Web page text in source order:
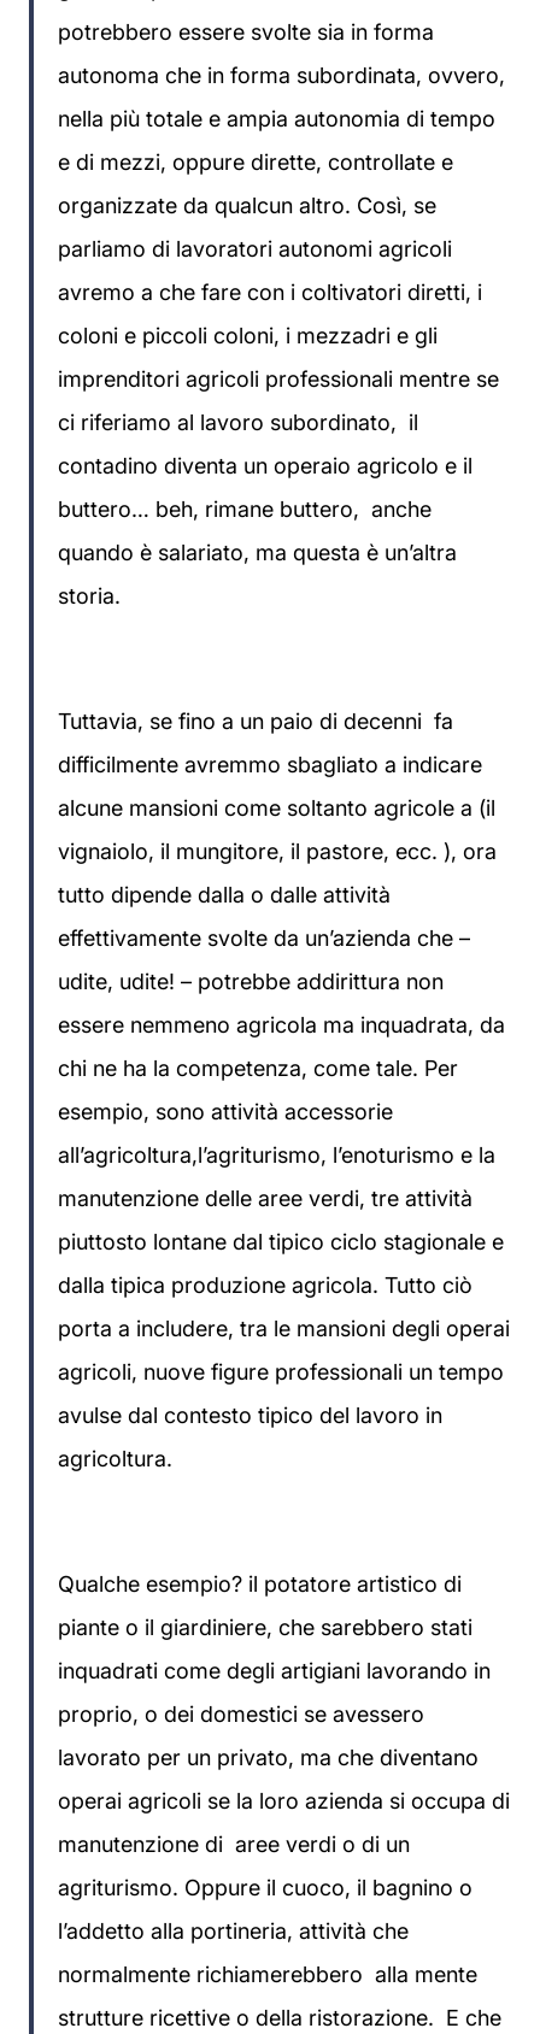
potrebbero essere svolte sia in forma
autonoma che in forma subordinata, ovvero,
nella più totale e ampia autonomia di tempo
e di mezzi, oppure dirette, controllate e
organizzate da qualcun altro. Così, se
parliamo di lavoratori autonomi agricoli
avremo a che fare con i coltivatori diretti, i
coloni e piccoli coloni, i mezzadri e gli
imprenditori agricoli professionali mentre se
ci riferiamo al lavoro subordinato, il
contadino diventa un operaio agricolo e il
buttero… beh, rimane buttero, anche
quando è salariato, ma questa è un’altra
storia.
Tuttavia, se fino a un paio di decenni fa
difficilmente avremmo sbagliato a indicare
alcune mansioni come soltanto agricole a (il
vignaiolo, il mungitore, il pastore, ecc. ), ora
tutto dipende dalla o dalle attività
effettivamente svolte da un’azienda che –
udite, udite! – potrebbe addirittura non
essere nemmeno agricola ma inquadrata, da
chi ne ha la competenza, come tale. Per
esempio, sono attività accessorie
all’agricoltura,l’agriturismo, l’enoturismo e la
manutenzione delle aree verdi, tre attività
piuttosto lontane dal tipico ciclo stagionale e
dalla tipica produzione agricola. Tutto ciò
porta a includere, tra le mansioni degli operai
agricoli, nuove figure professionali un tempo
avulse dal contesto tipico del lavoro in
agricoltura.
Qualche esempio? il potatore artistico di
piante o il giardiniere, che sarebbero stati
inquadrati come degli artigiani lavorando in
proprio, o dei domestici se avessero
lavorato per un privato, ma che diventano
operai agricoli se la loro azienda si occupa di
manutenzione di aree verdi o di un
agriturismo. Oppure il cuoco, il bagnino o
l’addetto alla portineria, attività che
normalmente richiamerebbero alla mente
strutture ricettive o della ristorazione. E che